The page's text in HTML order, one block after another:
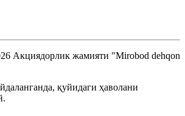
Акциядорлик жамияти "Mirobod dehqon
қуйидаги ҳаволани